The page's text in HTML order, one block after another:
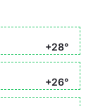
+28°
+26°